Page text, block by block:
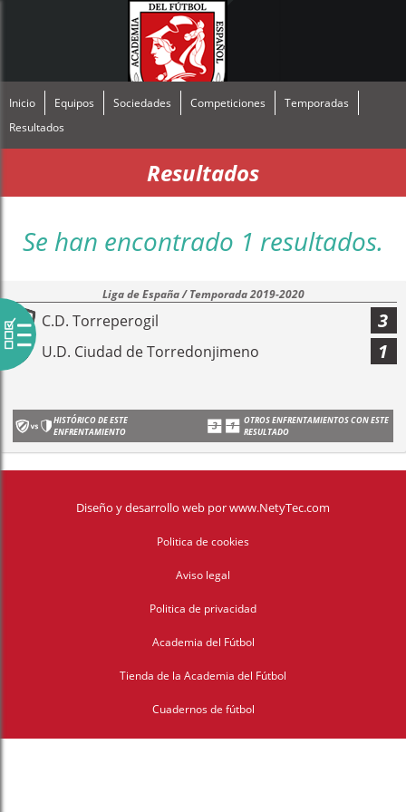
Inicio Equipos Sociedades Competiciones
Temporadas
Resultados
Resultados
Se han encontrado 1 resultados.
Liga de España / Temporada 2019-2020
C.D. Torreperogil 3
U.D. Ciudad de Torredonjimeno 1
HISTÓRICO DE ESTE
ENFRENTAMIENTO
OTROS ENFRENTAMIENTOS CON ESTE
RESULTADO
Diseño y desarrollo web porwww.NetyTec.com
Politica de cookies
Aviso legal
Politica de privacidad
Academia del Fútbol
Tienda de la Academia del Fútbol
Cuadernos de fútbol